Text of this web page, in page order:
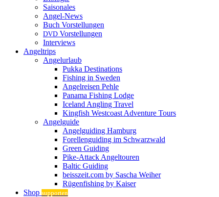
Saisonales
Angel-News
Buch Vorstellungen
DVD Vorstellungen
Interviews
Angeltrips
Angelurlaub
Pukka Destinations
Fishing in Sweden
Angelreisen Pehle
Panama Fishing Lodge
Iceland Angling Travel
Kingfish Westcoast Adventure Tours
Angelguide
Angelguiding Hamburg
Forellenguiding im Schwarzwald
Green Guiding
Pike-Attack Angeltouren
Baltic Guiding
beisszeit.com by Sascha Weiher
Rügenfishing by Kaiser
Shop supporten